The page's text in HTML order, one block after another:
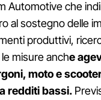
Automotive che
al sostegno delle
produttivi,
misure anche
moto e
redditi bassi.